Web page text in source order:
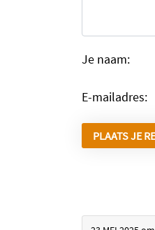
Je naam:
E-mailadres: